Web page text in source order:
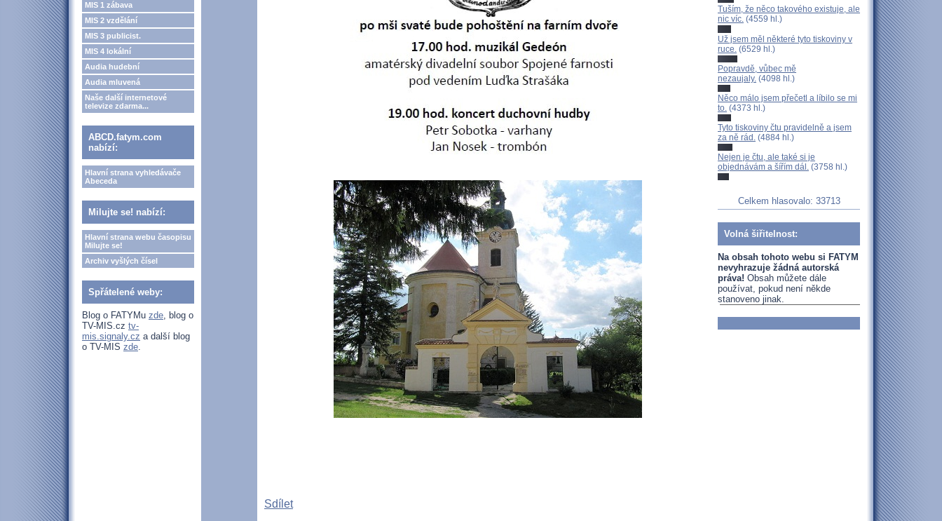
MIS 1 zábava
MIS 2 vzdělání
MIS 3 publicist.
MIS 4 lokální
Audia hudební
Audia mluvená
Naše další internetové
televize zdarma...
ABCD.fatym.com
nabízí:
Hlavní strana vyhledávače
Abeceda
Milujte se! nabízí:
Hlavní strana webu časopisu
Milujte se!
Archiv vyšlých čísel
Spřátelené weby:
Blog o FATYMu zde, blog o
TV-MIS.cz tv-
mis.signaly.cz a další blog
o TV-MIS zde.
Sdílet
Tuším, že něco takového existuje, ale
nic víc. (4559 hl.)
Už jsem měl některé tyto tiskoviny v
ruce. (6529 hl.)
Popravdě, vůbec mě
nezaujaly. (4098 hl.)
Něco málo jsem přečetl a líbilo se mi
to. (4373 hl.)
Tyto tiskoviny čtu pravidelně a jsem
za ně rád. (4884 hl.)
Nejen je čtu, ale také si je
objednávám a šířím dál. (3758 hl.)
Celkem hlasovalo: 33713
Volná šiřitelnost:
Na obsah tohoto webu si FATYM
nevyhrazuje žádná autorská
práva! Obsah můžete dále
používat, pokud není někde
stanoveno jinak.